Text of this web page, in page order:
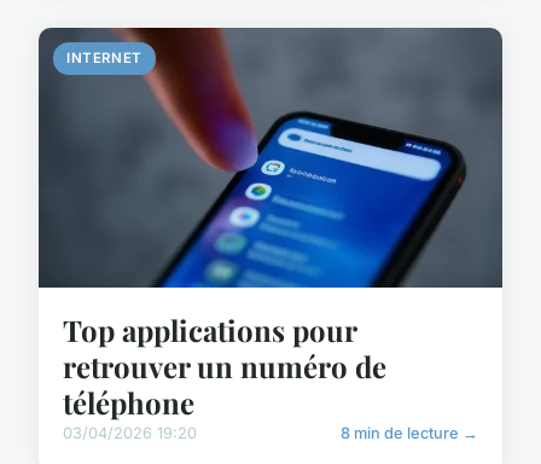
INTERNET
Top applications pour
retrouver un numéro de
téléphone
03/04/2026 19:20 8 min de lecture →